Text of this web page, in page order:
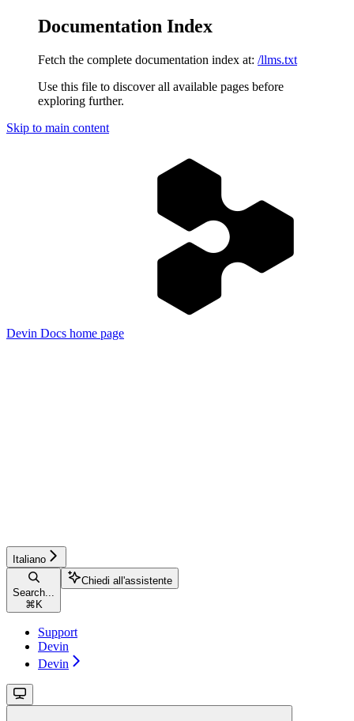
Documentation Index
Fetch the complete documentation index at: /llms.txt
Use this file to discover all available pages before
exploring further.
Skip to main content
Devin Docs home page
Italiano
Search...
⌘ K
Chiedi all'assistente
Support
Devin
Devin